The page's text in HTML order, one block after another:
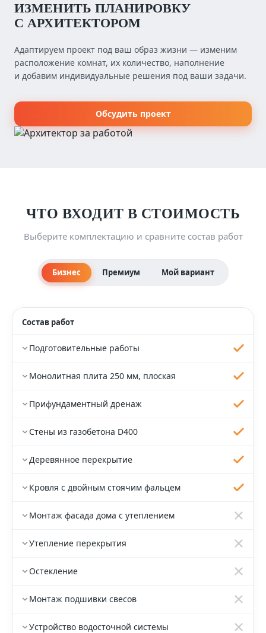
ИЗМЕНИТЬ ПЛАНИРОВКУ
С АРХИТЕКТОРОМ
Адаптируем проект под ваш образ жизни — изменим
расположение комнат, их количество, наполнение
и добавим индивидуальные решения под ваши задачи.
Обсудить проект
ЧТО ВХОДИТ В СТОИМОСТЬ
Выберите комплектацию и сравните состав работ
Бизнес Премиум Мой вариант
Состав работ
Подготовительные работы
Монолитная плита 250 мм, плоская
Прифундаментный дренаж
Стены из газобетона D400
Деревянное перекрытие
Кровля с двойным стоячим фальцем
Монтаж фасада дома с утеплением
Утепление перекрытия
Остекление
Монтаж подшивки свесов
Устройство водосточной системы